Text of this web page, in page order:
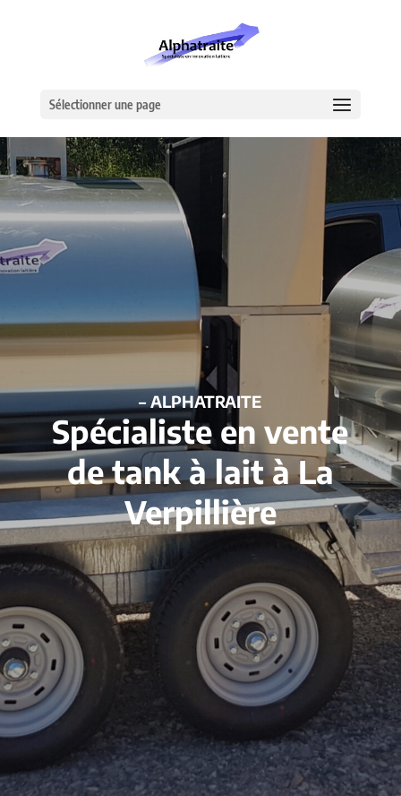
Sélectionner une page
– ALPHATRAITE
Spécialiste en vente
de tank à lait à La
Verpillière